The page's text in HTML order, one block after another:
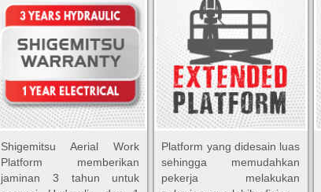
Shigemitsu Aerial Work
Platform memberikan
jaminan 3 tahun untuk
Platform yang didesain luas
sehingga memudahkan
pekerja melakukan